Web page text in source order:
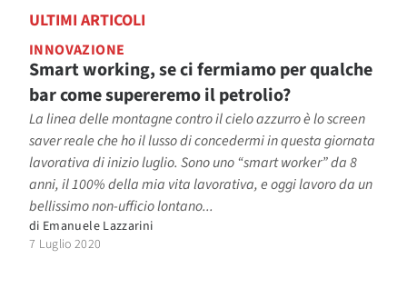
ULTIMI ARTICOLI
INNOVAZIONE
Smart working, se ci fermiamo per qualche
bar come supereremo il petrolio?
La linea delle montagne contro il cielo azzurro è lo screen
saver reale che ho il lusso di concedermi in questa giornata
lavorativa di inizio luglio. Sono uno “smart worker” da 8
anni, il 100% della mia vita lavorativa, e oggi lavoro da un
bellissimo non-ufficio lontano...
di Emanuele Lazzarini
7 Luglio 2020